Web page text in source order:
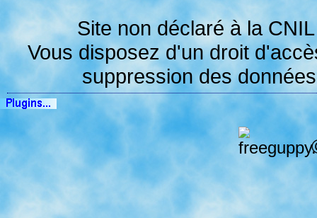
Site non déclaré à la CNIL
Vous disposez d'un droit
suppression des